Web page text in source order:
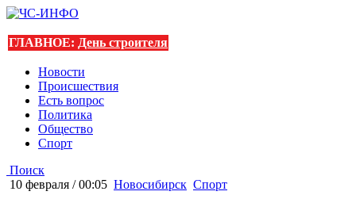
ГЛАВНОЕ: День строителя
Новости
Происшествия
Есть вопрос
Политика
Общество
Спорт
Поиск
10 февраля / 00:05 Новосибирск Спорт